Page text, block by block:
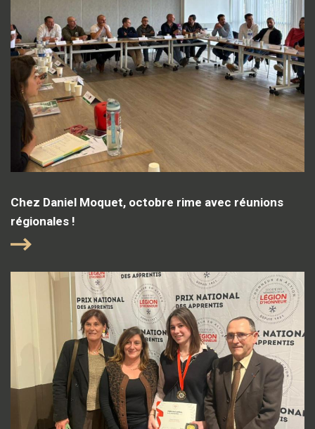
Chez Daniel Moquet, octobre rime avec réunions
régionales !